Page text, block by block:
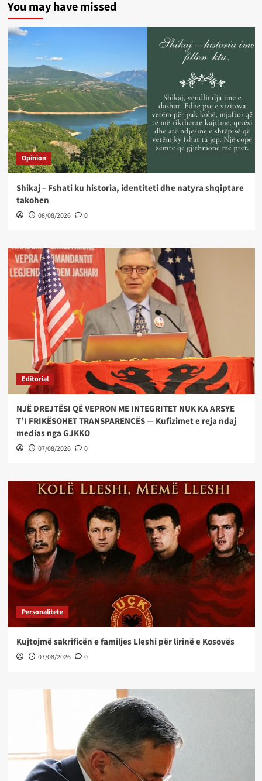
You may have missed
Opinion
Shikaj – Fshati ku historia, identiteti dhe natyra shqiptare
takohen
08/08/2026 0
Editorial
NJË DREJTËSI QË VEPRON ME INTEGRITET NUK KA ARSYE
T’I FRIKËSOHET TRANSPARENCËS — Kufizimet e reja ndaj
medias nga GJKKO
07/08/2026 0
Personalitete
Kujtojmë sakrificën e familjes Lleshi për lirinë e Kosovës
07/08/2026 0